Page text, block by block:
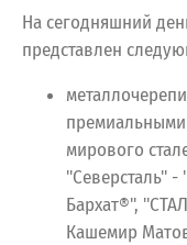
На сегодняшний
представлен
мирового
"Северсталь"
Бархат®",
Кашемир